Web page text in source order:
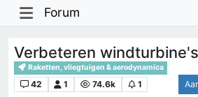
Forum
Verbeteren windturbine's
Raketten, vliegtuigen & aerodynamica
42 1 74.6k 1